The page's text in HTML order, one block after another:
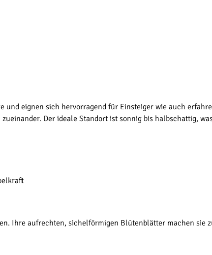
und eignen sich hervorragend für Einsteiger wie auch
Der ideale Standort ist sonnig bis halbschattig,
Ihre aufrechten, sichelförmigen Blütenblätter machen sie